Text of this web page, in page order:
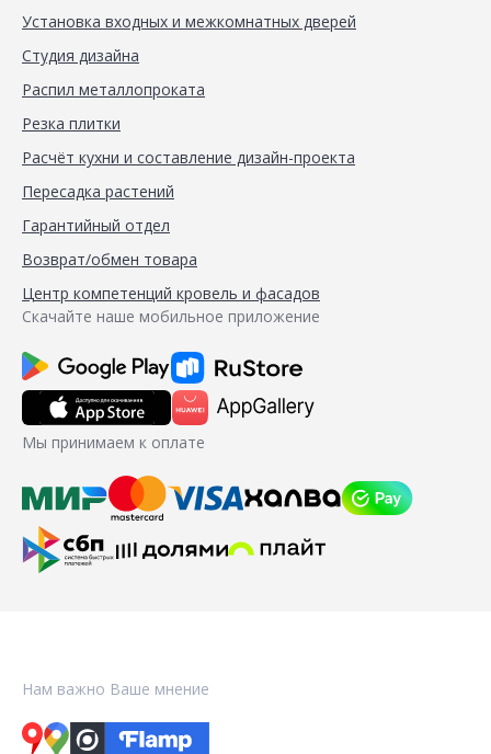
Установка входных и межкомнатных дверей
Студия дизайна
Распил металлопроката
Резка плитки
Расчёт кухни и составление дизайн-проекта
Пересадка растений
Гарантийный отдел
Возврат/обмен товара
Центр компетенций кровель и фасадов
Скачайте наше мобильное приложение
Мы принимаем к оплате
Нам важно Ваше мнение